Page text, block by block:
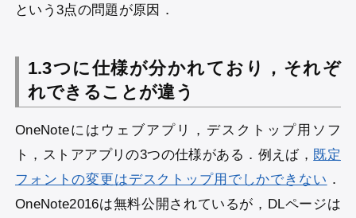
という3点の問題が原因．
1.3つに仕様が分かれており，それぞ
れできることが違う
OneNoteにはウェブアプリ，デスクトップ用ソフ
ト，ストアアプリの3つの仕様がある．例えば， 既定
フォントの変更はデスクトップ用でしかできない ．
OneNote2016は無料公開されているが，DLページは